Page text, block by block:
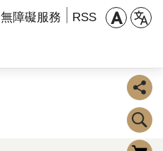
無障礙服務 RSS